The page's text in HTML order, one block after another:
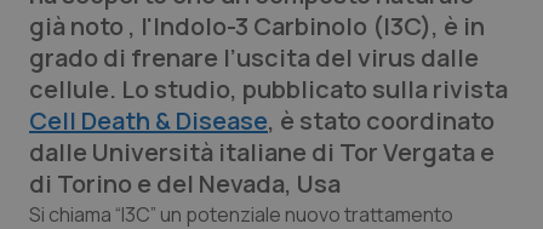
Calabria
Campania
Emilia-Romagna
Asma & BPCO
Car-T
Colesterolo & coronaropatie
già noto , l'Indolo-3 Carbinolo (I3C), è in
grado di frenare l’uscita del virus dalle
cellule. Lo studio, pubblicato sulla rivista
Cell Death & Disease, è stato coordinato
dalle Università italiane di Tor Vergata e
di Torino e del Nevada, Usa
Si chiama “I3C” un potenziale nuovo trattamento